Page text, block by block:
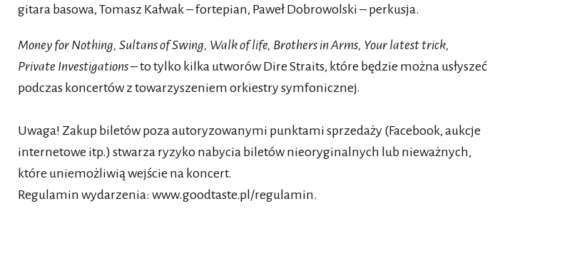
gitara basowa, Tomasz Kałwak – fortepian, Paweł Dobrowolski – perkusja.
Money for Nothing, Sultans of Swing, Walk of life, Brothers in Arms, Your latest trick,
Private Investigations– to tylko kilka utworów Dire Straits, które będzie można usłyszeć
podczas koncertów z towarzyszeniem orkiestry symfonicznej.
Uwaga! Zakup biletów poza autoryzowanymi punktami sprzedaży (Facebook, aukcje
internetowe itp.) stwarza ryzyko nabycia biletów nieoryginalnych lub nieważnych,
które uniemożliwią wejście na koncert.
Regulamin wydarzenia: www.goodtaste.pl/regulamin.